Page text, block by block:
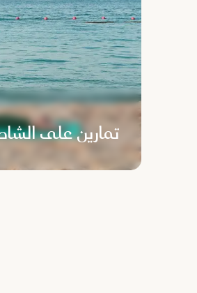
تمارين على